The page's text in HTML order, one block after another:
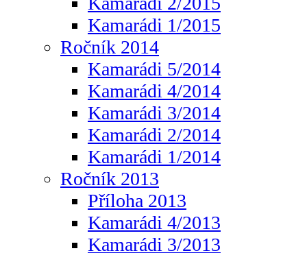
Kamarádi 1/2015
Ročník 2014
Kamarádi 5/2014
Kamarádi 4/2014
Kamarádi 3/2014
Kamarádi 2/2014
Kamarádi 1/2014
Ročník 2013
Příloha 2013
Kamarádi 4/2013
Kamarádi 3/2013